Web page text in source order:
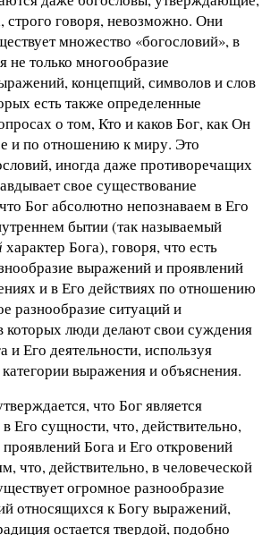
строго говоря, невозможно. Они
множество «богословий», в
не только многообразие
концепций, символов и слов
есть также определенные
о том, Кто и каков Бог, как Он
и по отношению к миру. Это
иногда даже противоречащих
свое существование
Бог абсолютно непознаваем в Его
бытии (так называемый
характер Бога), говоря, что есть
выражений и проявлений
и в Его действиях по отношению
разнообразие ситуаций и
которых люди делают свои суждения
и Его деятельности, используя
выражения и объяснения.
что Бог является
Его сущности, что, действительно,
Бога и Его откровений
что, действительно, в человеческой
огромное разнообразие
относящихся к Богу выражений,
остается твердой, подобно